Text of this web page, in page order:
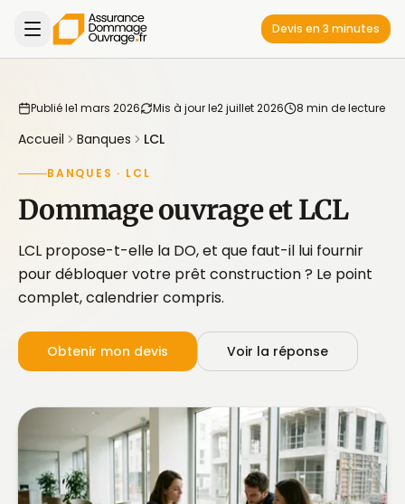
Devis en 3 minutes
Publié le1 mars 2026 Mis à jour le2 juillet 2026 8 min de lecture
Accueil Banques LCL
BANQUES · LCL
Dommage ouvrage et LCL
LCL propose-t-elle la DO, et que faut-il lui fournir
pour débloquer votre prêt construction ? Le point
complet, calendrier compris.
Obtenir mon devis Voir la réponse